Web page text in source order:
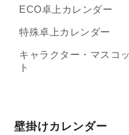
ECO卓上カレンダー
特殊卓上カレンダー
キャラクター・マスコッ
ト
壁掛けカレンダー